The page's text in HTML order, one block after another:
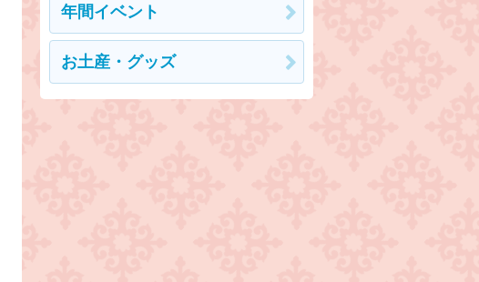
年間イベント
お土産・グッズ